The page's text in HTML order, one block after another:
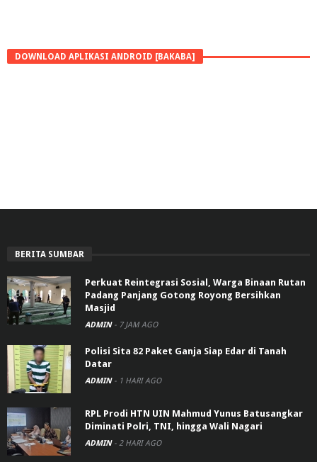
DOWNLOAD APLIKASI ANDROID [BAKABA]
BERITA SUMBAR
Perkuat Reintegrasi Sosial, Warga Binaan Rutan
Padang Panjang Gotong Royong Bersihkan
Masjid
ADMIN - 7 JAM AGO
Polisi Sita 82 Paket Ganja Siap Edar di Tanah
Datar
ADMIN - 1 HARI AGO
RPL Prodi HTN UIN Mahmud Yunus Batusangkar
Diminati Polri, TNI, hingga Wali Nagari
ADMIN - 2 HARI AGO